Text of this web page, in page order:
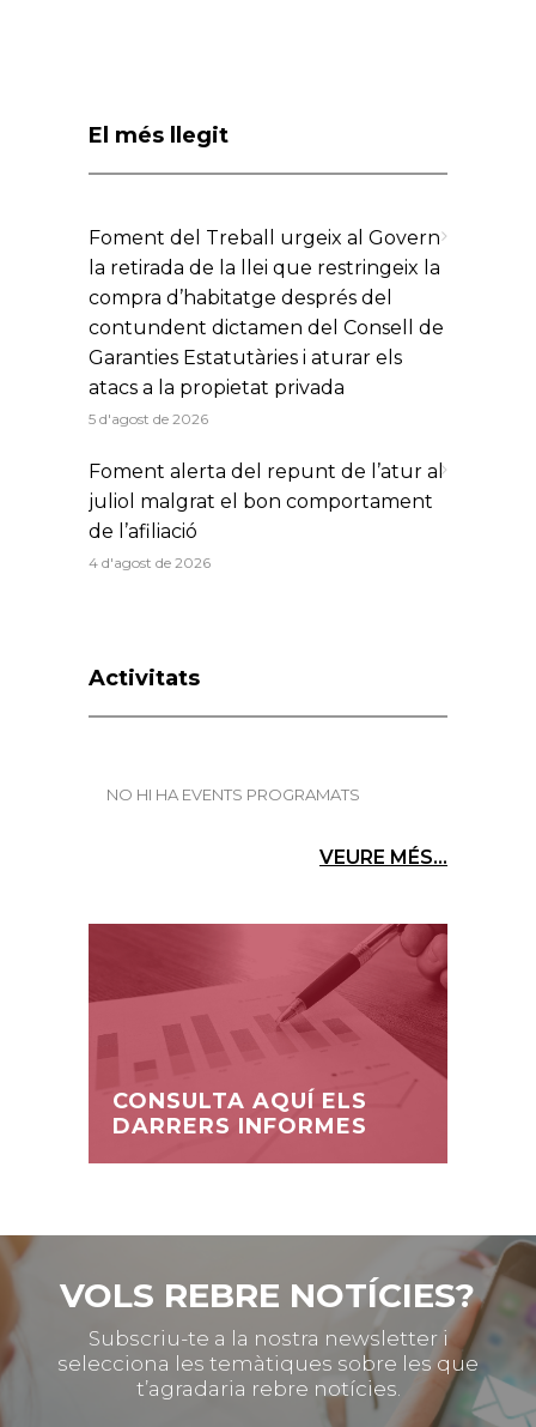
El més llegit
Foment del Treball urgeix al Govern
la retirada de la llei que restringeix la
compra d’habitatge després del
contundent dictamen del Consell de
Garanties Estatutàries i aturar els
atacs a la propietat privada
5 d'agost de 2026
Foment alerta del repunt de l’atur al
juliol malgrat el bon comportament
de l’afiliació
4 d'agost de 2026
Activitats
NO HI HA EVENTS PROGRAMATS
VEURE MÉS...
CONSULTA AQUÍ ELS
DARRERS INFORMES
VOLS REBRE NOTÍCIES?
Subscriu-te a la nostra newsletter i
selecciona les temàtiques sobre les que
t’agradaria rebre notícies.